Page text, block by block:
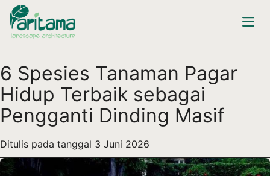
6 Spesies Tanaman Pagar
Hidup Terbaik sebagai
Pengganti Dinding Masif
Ditulis pada tanggal 3 Juni 2026